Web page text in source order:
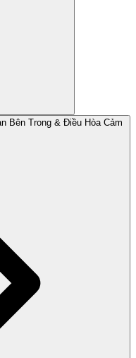
Bên Trong & Điều Hòa Cảm